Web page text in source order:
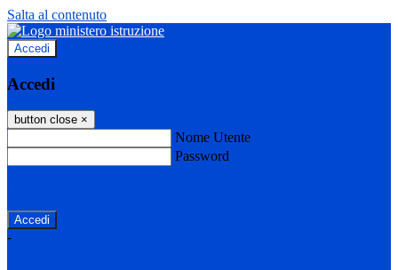
Salta al contenuto
Accedi
Accedi
button close ×
Nome Utente
Password
-